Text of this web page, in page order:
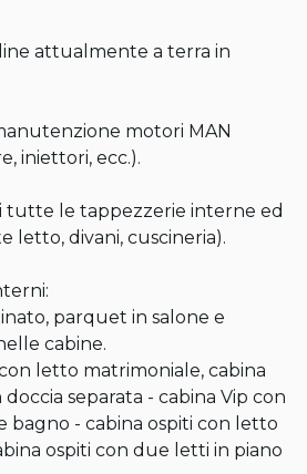
attualmente a terra in
motori MAN
iniettori, ecc.).
tutte le tappezzerie interne ed
letto, divani, cuscineria).
parquet in salone e
cabine.
letto matrimoniale, cabina
separata - cabina Vip con
bagno - cabina ospiti con letto
ospiti con due letti in piano